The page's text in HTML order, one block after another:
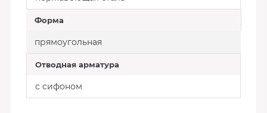
Форма
прямоугольная
Отводная арматура
с сифоном